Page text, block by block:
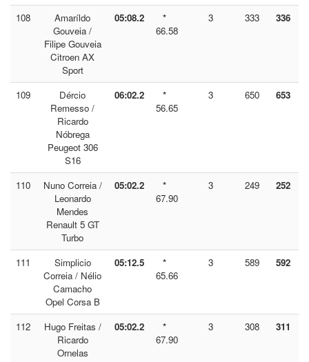
108
Amaríldo
Gouveia /
Filipe Gouveia
Citroen AX
Sport
05:08.2
*
66.58
3 333 336
109
Dércio
Remesso /
Ricardo
Nóbrega
Peugeot 306
S16
06:02.2
*
56.65
3 650 653
110
Nuno Correia /
Leonardo
Mendes
Renault 5 GT
Turbo
05:02.2
*
67.90
3 249 252
111
Simplicio
Correia / Nélio
Camacho
Opel Corsa B
05:12.5
*
65.66
3 589 592
112
Hugo Freitas /
Ricardo
Ornelas
05:02.2
*
67.90
3 308 311